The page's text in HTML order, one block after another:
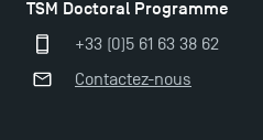
TSM Doctoral Programme
+33 (0)5 61 63 38 62
Contactez-nous